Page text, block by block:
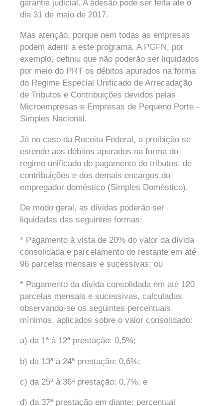
garantia judicial. A adesão pode ser feita até o
dia 31 de maio de 2017.
Mas atenção, porque nem todas as empresas
podem aderir a este programa. A PGFN, por
exemplo, definiu que não poderão ser liquidados
por meio do PRT os débitos apurados na forma
do Regime Especial Unificado de Arrecadação
de Tributos e Contribuições devidos pelas
Microempresas e Empresas de Pequeno Porte -
Simples Nacional.
Já no caso da Receita Federal, a proibição se
estende aos débitos apurados na forma do
regime unificado de pagamento de tributos, de
contribuições e dos demais encargos do
empregador doméstico (Simples Doméstico).
De modo geral, as dívidas poderão ser
liquidadas das seguintes formas:
* Pagamento à vista de 20% do valor da dívida
consolidada e parcelamento do restante em até
96 parcelas mensais e sucessivas; ou
* Pagamento da dívida consolidada em até 120
parcelas mensais e sucessivas, calculadas
observando-se os seguintes percentuais
mínimos, aplicados sobre o valor consolidado:
a) da 1ª à 12ª prestação: 0,5%;
b) da 13ª à 24ª prestação: 0,6%;
c) da 25ª à 36ª prestação: 0,7%; e
d) da 37ª prestação em diante: percentual